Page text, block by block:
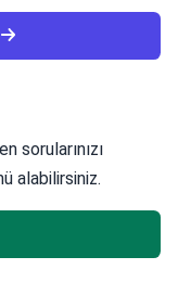
sorularınızı
alabilirsiniz.